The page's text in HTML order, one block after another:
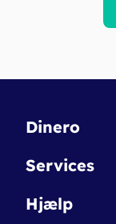
Dinero
Kontakt
Betingelser &
Services
Dinero Starter
Hjælp